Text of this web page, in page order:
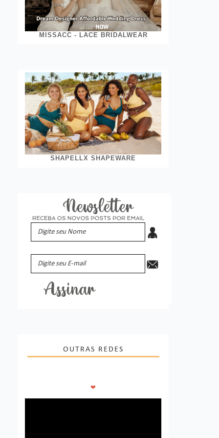
MISSACC - LACE BRIDALWEAR
SHAPELLX SHAPEWARE
OUTRAS REDES
❤